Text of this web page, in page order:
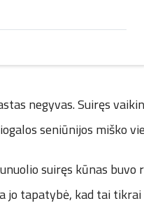
negyvas. Suiręs
seniūnijos miško
suiręs kūnas
jo tapatybė, kad tai